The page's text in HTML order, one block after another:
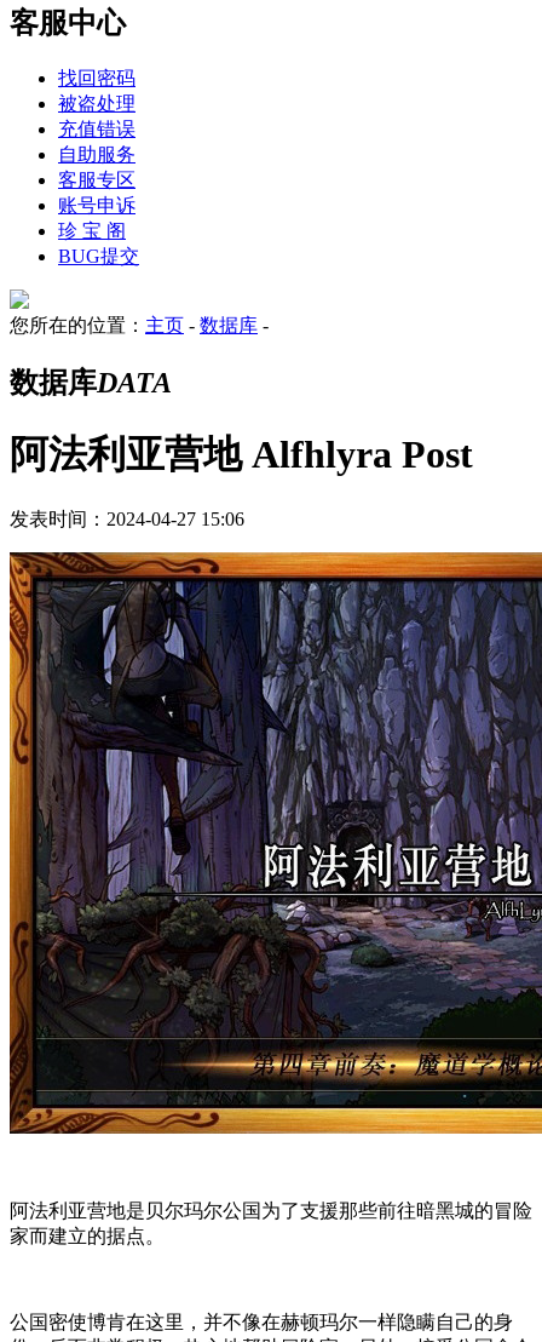
客服中心
找回密码
被盗处理
充值错误
自助服务
客服专区
账号申诉
珍 宝 阁
数据库 DATA
阿法利亚营地 Alfhlyra Post
阿法利亚营地是贝尔玛尔公国为了支援那些前往暗黑城的冒险